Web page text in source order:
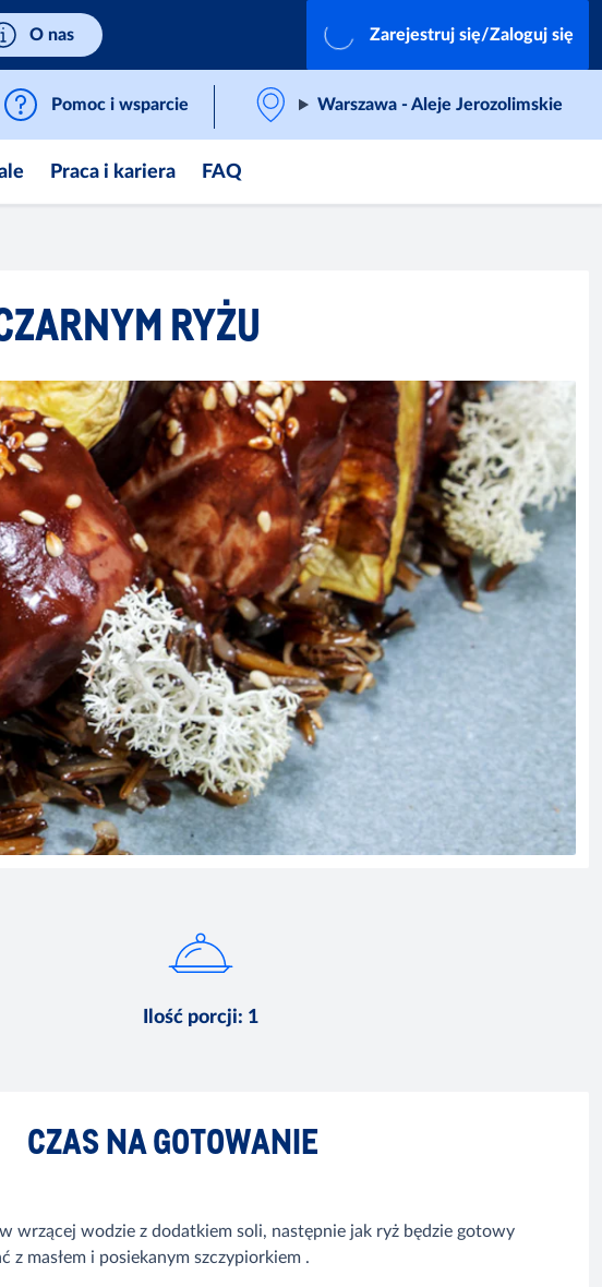
O nas Zarejestruj się/Zaloguj się
Pomoc i wsparcie Warszawa - Aleje Jerozolimskie
Praca i kariera FAQ
RYŻU
Ilość porcji: 1
CZAS NA GOTOWANIE
wrzącej wodzie z dodatkiem soli, następnie jak ryż będzie gotowy
z masłem i posiekanym szczypiorkiem .